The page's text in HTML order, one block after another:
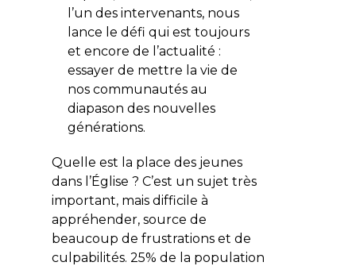
l’un des intervenants, nous
lance le défi qui est toujours
et encore de l’actualité :
essayer de mettre la vie de
nos communautés au
diapason des nouvelles
générations.
Quelle est la place des jeunes
dans l’Église ? C’est un sujet très
important, mais difficile à
appréhender, source de
beaucoup de frustrations et de
culpabilités. 25% de la population